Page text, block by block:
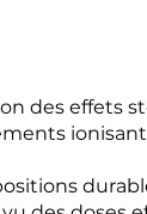
des effets